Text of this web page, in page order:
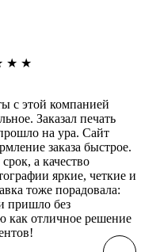
★ ★
с этой компанией
Заказал печать
на ура. Сайт
заказа быстрое.
а качество
яркие, четкие и
тоже порадовала:
пришло без
как отличное решение